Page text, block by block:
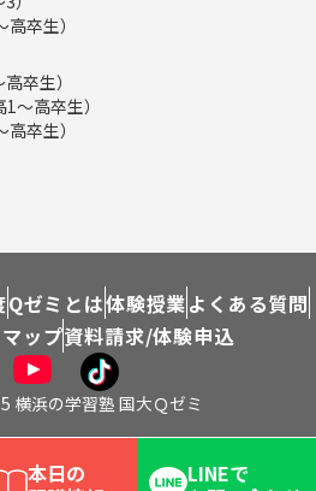
卒生）
卒生）
～高卒生）
卒生）
Qゼミとは体験授業よくある質問
ップ資料請求/体験申込
横浜の学習塾 国大Ｑゼミ
本日の
LINEで